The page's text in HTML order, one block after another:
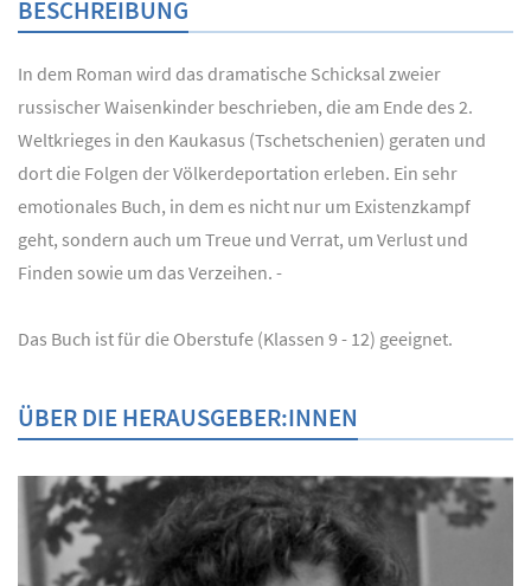
BESCHREIBUNG
In dem Roman wird das dramatische Schicksal zweier
russischer Waisenkinder beschrieben, die am Ende des 2.
Weltkrieges in den Kaukasus (Tschetschenien) geraten und
dort die Folgen der Völkerdeportation erleben. Ein sehr
emotionales Buch, in dem es nicht nur um Existenzkampf
geht, sondern auch um Treue und Verrat, um Verlust und
Finden sowie um das Verzeihen. -
Das Buch ist für die Oberstufe (Klassen 9 - 12) geeignet.
ÜBER DIE HERAUSGEBER:INNEN